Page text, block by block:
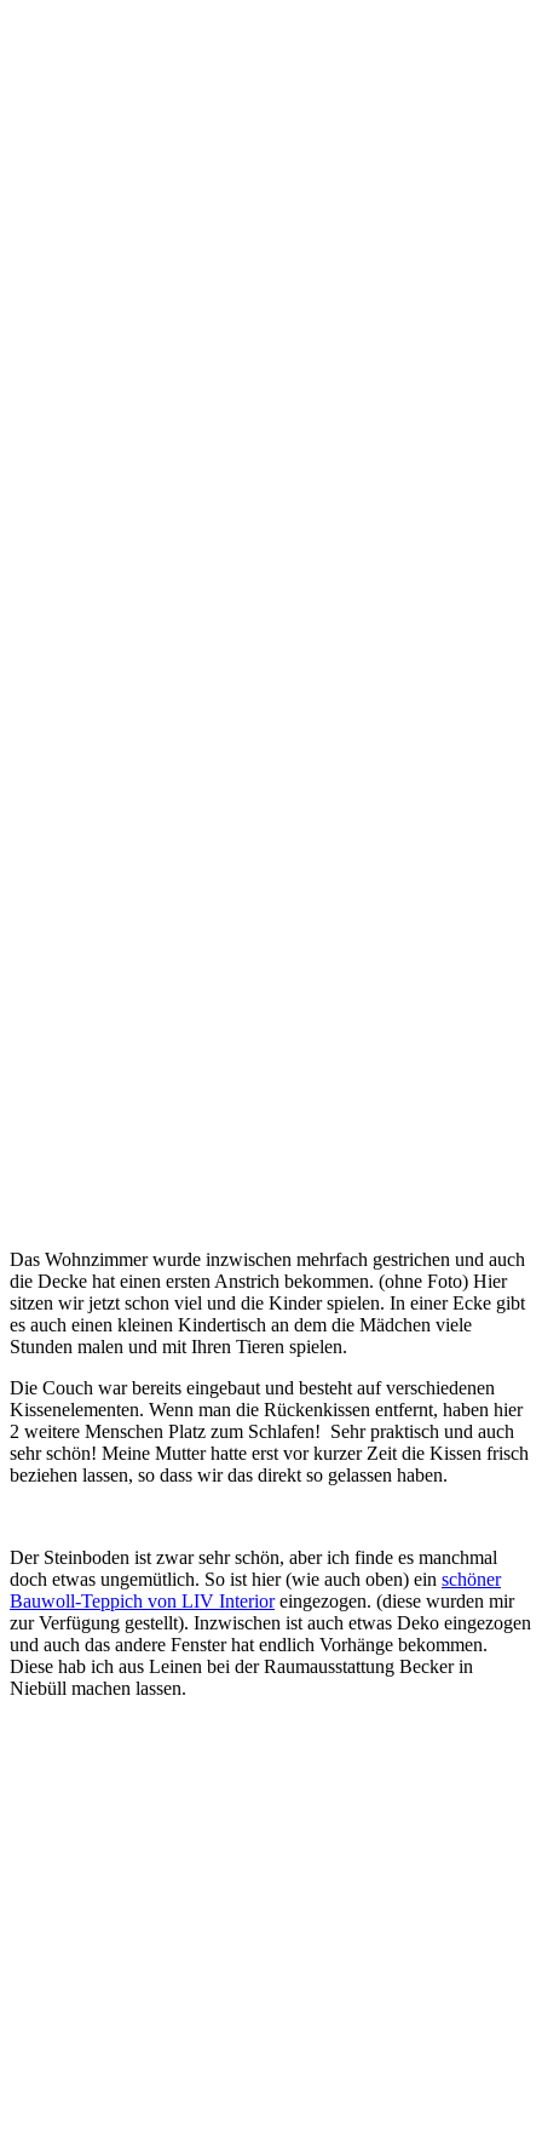
Das Wohnzimmer wurde inzwischen mehrfach gestrichen und auch
die Decke hat einen ersten Anstrich bekommen. (ohne Foto) Hier
sitzen wir jetzt schon viel und die Kinder spielen. In einer Ecke gibt
es auch einen kleinen Kindertisch an dem die Mädchen viele
Stunden malen und mit Ihren Tieren spielen.
Die Couch war bereits eingebaut und besteht auf verschiedenen
Kissenelementen. Wenn man die Rückenkissen entfernt, haben hier
2 weitere Menschen Platz zum Schlafen! Sehr praktisch und auch
sehr schön! Meine Mutter hatte erst vor kurzer Zeit die Kissen frisch
beziehen lassen, so dass wir das direkt so gelassen haben.
Der Steinboden ist zwar sehr schön, aber ich finde es manchmal
doch etwas ungemütlich. So ist hier (wie auch oben) ein schöner
Bauwoll-Teppich von LIV Interioreingezogen. (diese wurden mir
zur Verfügung gestellt). Inzwischen ist auch etwas Deko eingezogen
und auch das andere Fenster hat endlich Vorhänge bekommen.
Diese hab ich aus Leinen bei der Raumausstattung Becker in
Niebüll machen lassen.